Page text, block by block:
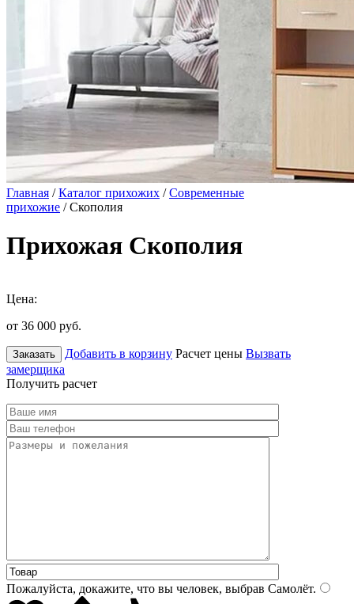
Главная /Каталог прихожих /Современные
прихожие / Скополия
Прихожая Скополия
Цена:
от 36 000 руб.
Заказать Добавить в корзину Расчет цены Вызвать
замерщика
Получить расчет
Пожалуйста, докажите, что вы человек, выбрав Самолёт.